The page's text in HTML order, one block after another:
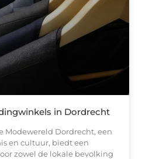
in Dordrecht
Modewereld Dordrecht, een
en cultuur, biedt een
zowel de lokale bevolking